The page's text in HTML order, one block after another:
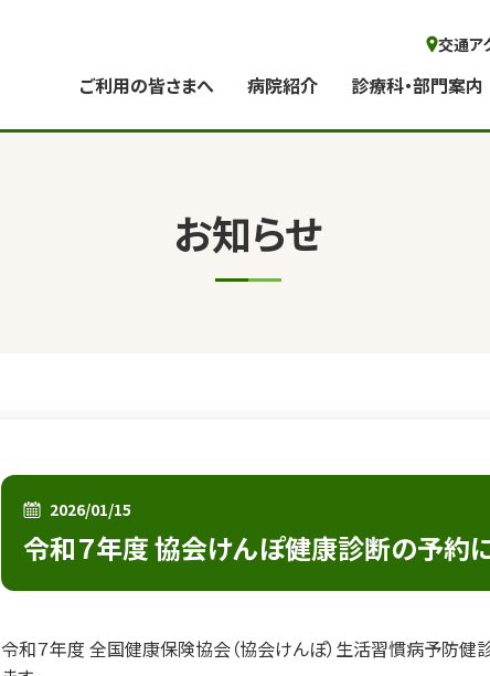
交通ア
ご利用の皆さまへ 病院紹介 診療科・部門案内
お知らせ
2026/01/15
令和７年度 協会けんぽ健康診断の予約に
令和７年度 全国健康保険協会（協会けんぽ）生活習慣病予防健